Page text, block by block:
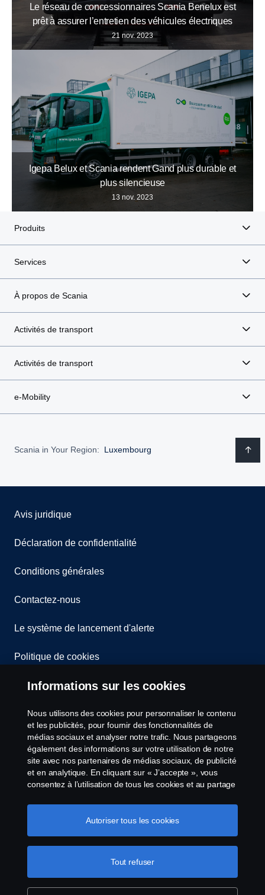
Le réseau de concessionnaires Scania Benelux est
prêt à assurer l’entretien des véhicules électriques
21 nov. 2023
Igepa Belux et Scania rendent Gand plus durable et
plus silencieuse
13 nov. 2023
Produits
Services
À propos de Scania
Activités de transport
Activités de transport
e-Mobility
Scania in Your Region: Luxembourg
Avis juridique
Déclaration de confidentialité
Conditions générales
Contactez-nous
Le système de lancement d'alerte
Politique de cookies
Paramètres des cookies
© Copyright Scania 2026 All Rights Reserved.
L-5365 Münsbach- Tél: +352 34 18 11
Informations sur les cookies
Nous utilisons des cookies pour personnaliser le contenu
et les publicités, pour fournir des fonctionnalités de
médias sociaux et analyser notre trafic. Nous partageons
également des informations sur votre utilisation de notre
site avec nos partenaires de médias sociaux, de publicité
et en analytique. En cliquant sur « J’accepte », vous
consentez à l’utilisation de tous les cookies et au partage
cookies en cliquant sur « Paramètres des cookies » et en
sélectionnant les catégories que vous souhaitez
Pour en savoir plus sur la
protection de votre vie privée
Tout refuser
Autoriser tous les cookies